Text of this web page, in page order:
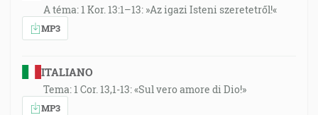
A téma: 1 Kor. 13:1–13: »Az igazi Isteni szeretetről!«
MP3
ITALIANO
Tema: 1 Cor. 13,1-13: «Sul vero amore di Dio!»
MP3